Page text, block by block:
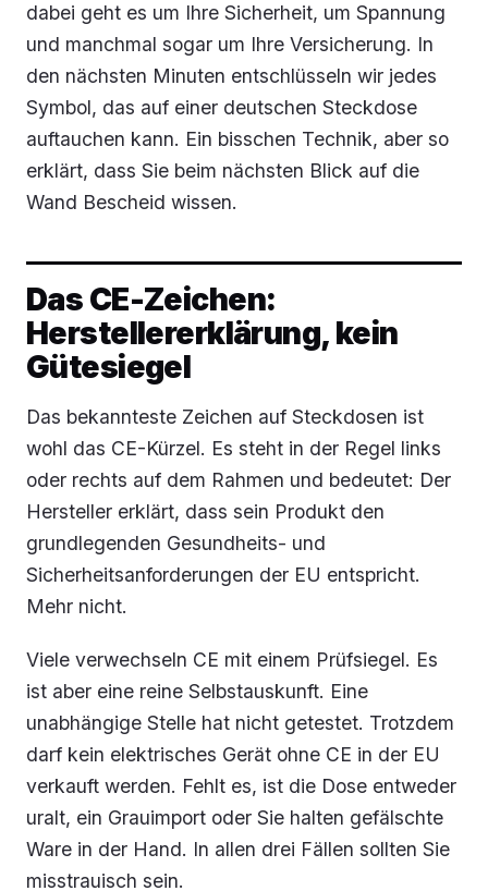
dabei geht es um Ihre Sicherheit, um Spannung
und manchmal sogar um Ihre Versicherung. In
den nächsten Minuten entschlüsseln wir jedes
Symbol, das auf einer deutschen Steckdose
auftauchen kann. Ein bisschen Technik, aber so
erklärt, dass Sie beim nächsten Blick auf die
Wand Bescheid wissen.
Das CE-Zeichen:
Herstellererklärung, kein
Gütesiegel
Das bekannteste Zeichen auf Steckdosen ist
wohl das CE-Kürzel. Es steht in der Regel links
oder rechts auf dem Rahmen und bedeutet: Der
Hersteller erklärt, dass sein Produkt den
grundlegenden Gesundheits- und
Sicherheitsanforderungen der EU entspricht.
Mehr nicht.
Viele verwechseln CE mit einem Prüfsiegel. Es
ist aber eine reine Selbstauskunft. Eine
unabhängige Stelle hat nicht getestet. Trotzdem
darf kein elektrisches Gerät ohne CE in der EU
verkauft werden. Fehlt es, ist die Dose entweder
uralt, ein Grauimport oder Sie halten gefälschte
Ware in der Hand. In allen drei Fällen sollten Sie
misstrauisch sein.